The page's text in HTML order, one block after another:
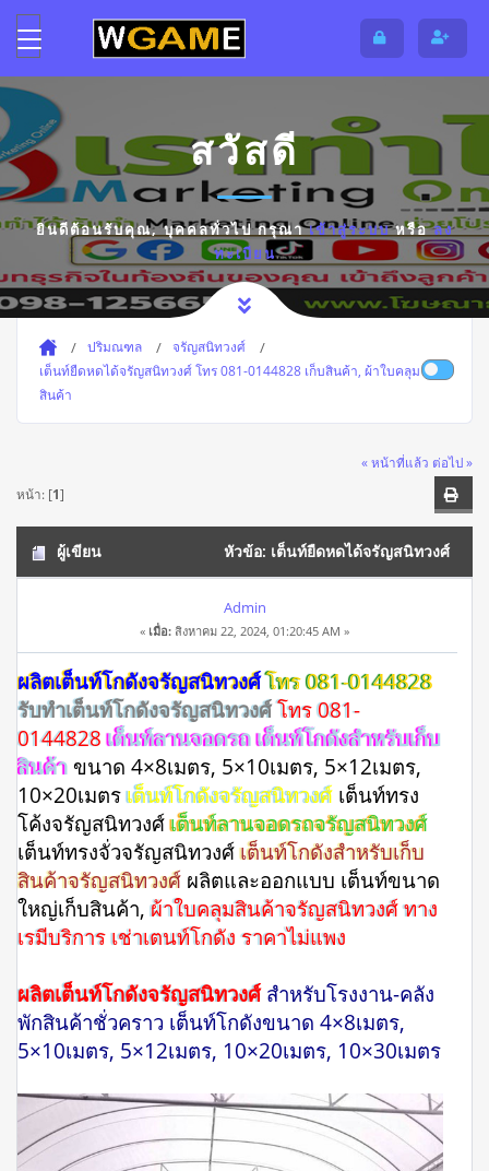
สวัสดี
ยินดีต้อนรับคุณ,บุคคลทั่วไปกรุณาเข้าสู่ระบบหรือลง
ทะเบียน
ปริมณฑล
จรัญสนิทวงศ์
เต็นท์ยืดหดได้จรัญสนิทวงศ์ โทร 081-0144828 เก็บสินค้า, ผ้าใบคลุม
สินค้า
« หน้าที่แล้ว ต่อไป »
หน้า: [1]
ผู้เขียน หัวข้อ: เต็นท์ยืดหดได้จรัญสนิทวงศ์
โทร 081-0144828 เก็บสินค้า, ผ้าใบคลุมสินค้า (อ่าน 10986 ครั้ง)
Admin
« เมื่อ: สิงหาคม 22, 2024, 01:20:45 AM »
ผลิตเต็นท์โกดังจรัญสนิทวงศ์ โทร 081-0144828
รับทำเต็นท์โกดังจรัญสนิทวงศ์โทร 081-
0144828เต็นท์ลานจอดรถ เต็นท์โกดังสำหรับเก็บ
สินค้า ขนาด 4×8เมตร, 5×10เมตร, 5×12เมตร,
10×20เมตรเต็นท์โกดังจรัญสนิทวงศ์ เต็นท์ทรง
โค้งจรัญสนิทวงศ์ เต็นท์ลานจอดรถจรัญสนิทวงศ์
เต็นท์ทรงจั่วจรัญสนิทวงศ์ เต็นท์โกดังสำหรับเก็บ
สินค้าจรัญสนิทวงศ์ ผลิตและออกแบบ เต็นท์ขนาด
ใหญ่เก็บสินค้า, ผ้าใบคลุมสินค้าจรัญสนิทวงศ์ ทาง
เรมีบริการ เช่าเตนท์โกดัง ราคาไม่แพง
ผลิตเต็นท์โกดังจรัญสนิทวงศ์ สำหรับโรงงาน-คลัง
พักสินค้าชั่วคราว เต็นท์โกดังขนาด 4×8เมตร,
5×10เมตร, 5×12เมตร, 10×20เมตร, 10×30เมตร